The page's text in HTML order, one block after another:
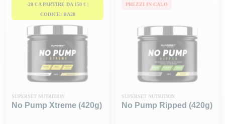
-20 € A PARTIRE DA 150 € |
CODICE: BA20
SUPERSET NUTRITION
No Pump Xtreme (420g)
PREZZI IN CALO
SUPERSET NUTRITION
No Pump Ripped (420g)